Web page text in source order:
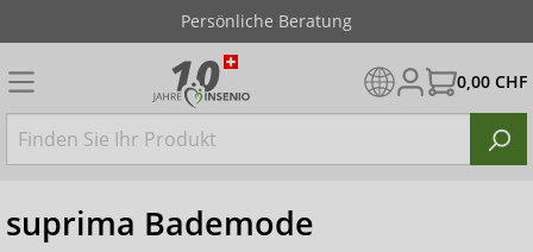
Persönliche Beratung
0,00 CHF
suprima Bademode